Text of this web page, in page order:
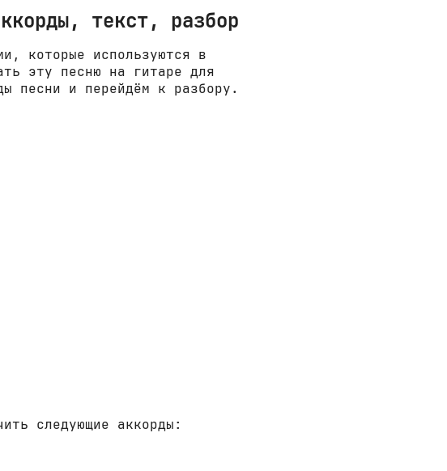
текст, разбор
которые используются в
эту песню на гитаре для
песни и перейдём к разбору.
следующие аккорды: